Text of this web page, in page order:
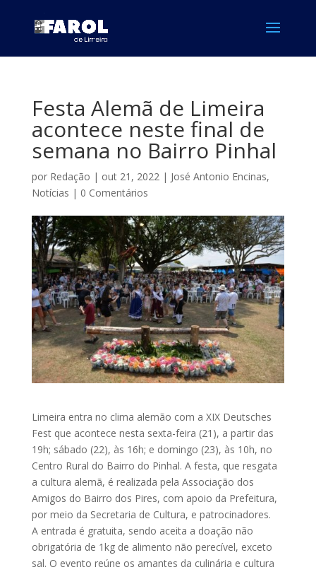
Festa Alemã de Limeira
acontece neste final de
semana no Bairro Pinhal
por Redação | out 21, 2022| José Antonio Encinas,
Notícias | 0 Comentários
Limeira entra no clima alemão com a XIX Deutsches
Fest que acontece nesta sexta-feira (21), a partir das
19h; sábado (22), às 16h; e domingo (23), às 10h, no
Centro Rural do Bairro do Pinhal. A festa, que resgata
a cultura alemã, é realizada pela Associação dos
Amigos do Bairro dos Pires, com apoio da Prefeitura,
por meio da Secretaria de Cultura, e patrocinadores.
A entrada é gratuita, sendo aceita a doação não
obrigatória de 1kg de alimento não perecível, exceto
sal. O evento reúne os amantes da culinária e cultura